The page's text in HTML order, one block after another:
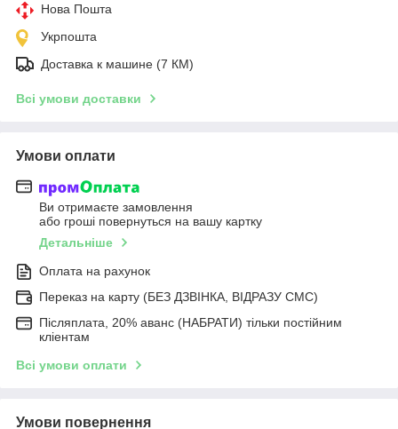
Нова Пошта
Укрпошта
Доставка к машине (7 КМ)
Всі умови доставки
Умови оплати
Ви отримаєте замовлення
або гроші повернуться на вашу картку
Детальніше
Оплата на рахунок
Переказ на карту (БЕЗ ДЗВІНКА, ВІДРАЗУ СМС)
Післяплата, 20% аванс (НАБРАТИ) тільки постійним
кліентам
Всі умови оплати
Умови повернення